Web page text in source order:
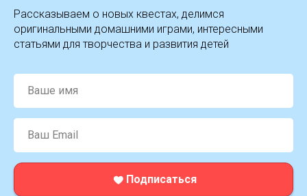
Рассказываем о новых квестах, делимся
оригинальными домашними играми, интересными
статьями для творчества и развития детей
Ваше имя
Ваш Email
Подписаться